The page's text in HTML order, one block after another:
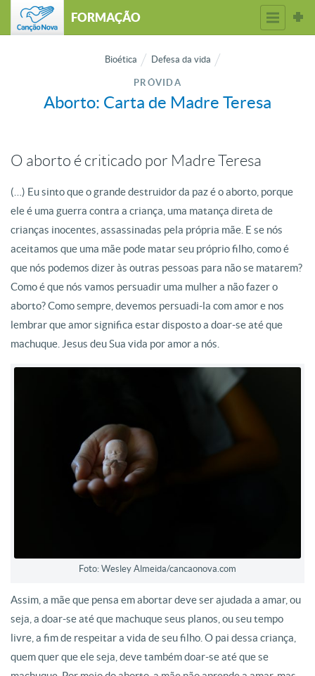
FORMAÇÃO
Bioética Defesa da vida
PRÓVIDA
Aborto: Carta de Madre Teresa
O aborto é criticado por Madre Teresa
(…) Eu sinto que o grande destruidor da paz é o aborto, porque
ele é uma guerra contra a criança, uma matança direta de
crianças inocentes, assassinadas pela própria mãe. E se nós
aceitamos que uma mãe pode matar seu próprio filho, como é
que nós podemos dizer às outras pessoas para não se matarem?
Como é que nós vamos persuadir uma mulher a não fazer o
aborto? Como sempre, devemos persuadi-la com amor e nos
lembrar que amor significa estar disposto a doar-se até que
machuque. Jesus deu Sua vida por amor a nós.
Foto: Wesley Almeida/cancaonova.com
Assim, a mãe que pensa em abortar deve ser ajudada a amar, ou
seja, a doar-se até que machuque seus planos, ou seu tempo
livre, a fim de respeitar a vida de seu filho. O pai dessa criança,
quem quer que ele seja, deve também doar-se até que se